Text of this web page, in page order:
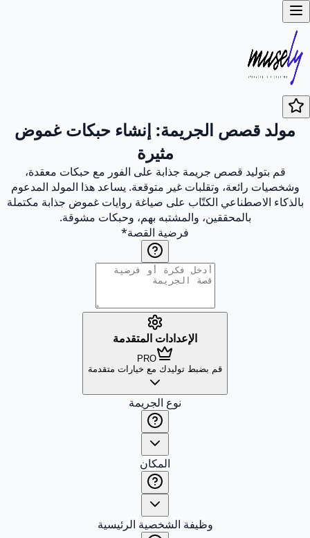
مولد قصص الجريمة: إنشاء حبكات غموض
مثيرة
قم بتوليد قصص جريمة جذابة على الفور مع حبكات معقدة،
وشخصيات رائعة، وتقلبات غير متوقعة. يساعد هذا المولد المدعوم
بالذكاء الاصطناعي الكتّاب على صياغة روايات غموض جذابة مكتملة
بالمحققين، والمشتبه بهم، وحبكات مشوقة.
فرضية القصة*
الإعدادات المتقدمة
PRO
قم بضبط توليدك مع خيارات متقدمة
نوع الجريمة
المكان
وظيفة الشخصية الرئيسية